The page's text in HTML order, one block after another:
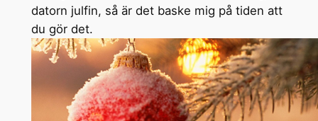
datorn julfin, så är det baske mig på tiden att
du gör det.